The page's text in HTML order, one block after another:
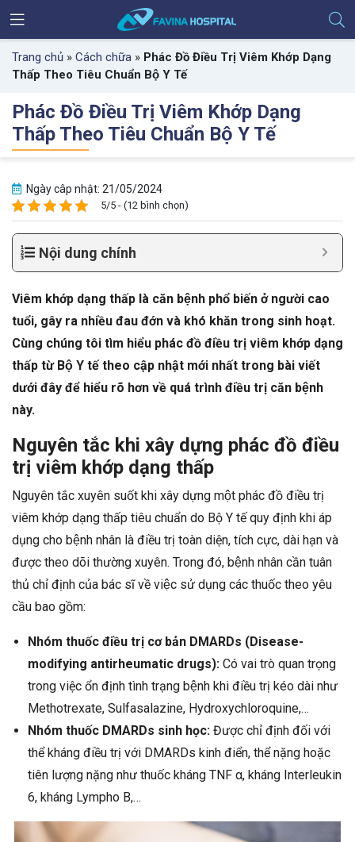
Trang chủ » Cách chữa » Phác Đồ Điều Trị Viêm Khớp Dạng
Thấp Theo Tiêu Chuẩn Bộ Y Tế
Phác Đồ Điều Trị Viêm Khớp Dạng
Thấp Theo Tiêu Chuẩn Bộ Y Tế
Ngày câp nhật: 21/05/2024
5/5 - (12 bình chọn)
Nội dung chính
Viêm khớp dạng thấp là căn bệnh phổ biến ở người cao
tuổi, gây ra nhiều đau đớn và khó khăn trong sinh hoạt.
Cùng chúng tôi tìm hiểu phác đồ điều trị viêm khớp dạng
thấp từ Bộ Y tế theo cập nhật mới nhất trong bài viết
dưới đây để hiểu rõ hơn về quá trình điều trị căn bệnh
này.
Nguyên tắc khi xây dựng phác đồ điều
trị viêm khớp dạng thấp
Nguyên tắc xuyên suốt khi xây dựng một phác đồ điều trị
viêm khớp dạng thấp tiêu chuẩn do Bộ Y tế quy định khi áp
dụng cho bệnh nhân là điều trị toàn diện, tích cực, dài hạn và
được theo dõi thường xuyên. Trong đó, bệnh nhân cần tuân
thủ chỉ định của bác sĩ về việc sử dụng các thuốc theo yêu
cầu bao gồm:
Nhóm thuốc điều trị cơ bản DMARDs (Disease-
modifying antirheumatic drugs): Có vai trò quan trọng
trong việc ổn định tình trạng bệnh khi điều trị kéo dài như
Methotrexate, Sulfasalazine, Hydroxychloroquine,…
Nhóm thuốc DMARDs sinh học: Được chỉ định đối với
thể kháng điều trị với DMARDs kinh điển, thể nặng hoặc
tiên lượng nặng như thuốc kháng TNF α, kháng Interleukin
6, kháng Lympho B,…